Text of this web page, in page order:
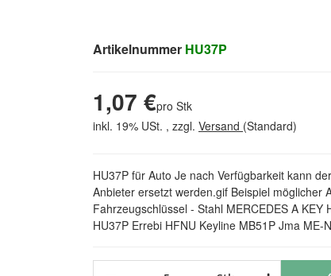
Artikelnummer HU37P
HU37P für Auto Je nach Verfügbarkeit kann
Anbieter ersetzt werden.gif Beispiel möglicher
Fahrzeugschlüssel - Stahl MERCEDES A KEY
HU37P Errebi HFNU Keyline MB51P Jma ME-
1,07 €pro Stk
inkl. 19% USt. , zzgl. Versand (Standard)